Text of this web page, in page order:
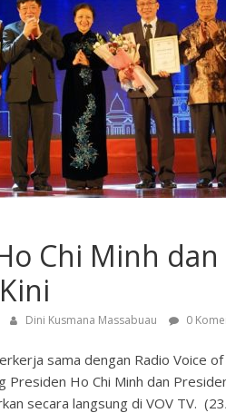
Chi Minh
Dini Kusmana Massabuau 0
sama dengan Radio Voice
Presiden Ho Chi Minh dan
secara langsung di VOV TV.